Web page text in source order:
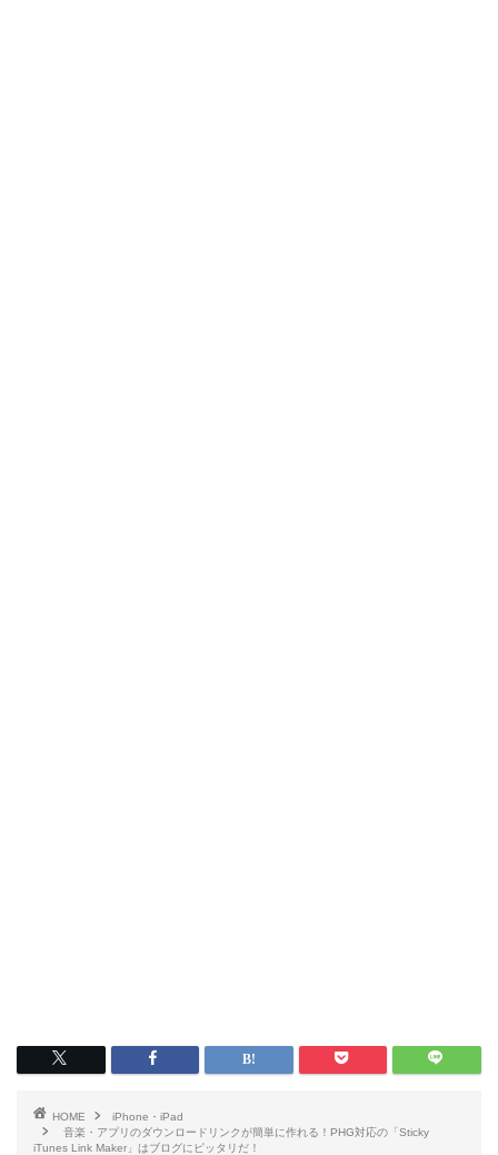
HOME
iPhone・iPad
音楽・アプリのダウンロードリンクが簡単に作れる！PHG対応の「Sticky
iTunes Link Maker」はブログにピッタリだ！